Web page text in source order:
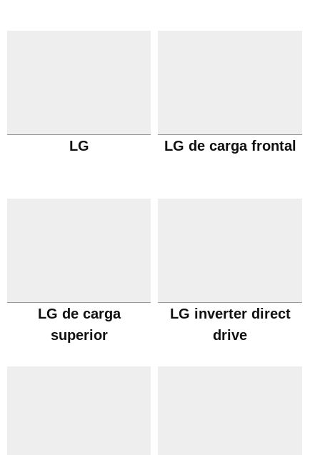
LG LG de carga frontal
LG de carga
superior
LG inverter direct
drive